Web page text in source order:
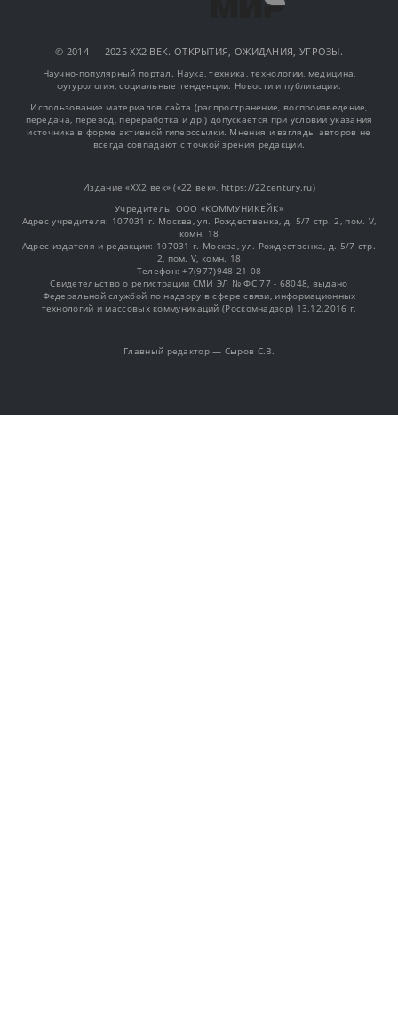
© 2014 — 2025 XX2 ВЕК. ОТКРЫТИЯ, ОЖИДАНИЯ, УГРОЗЫ.
Научно-популярный портал. Наука, техника, технологии, медицина,
футурология, социальные тенденции. Новости и публикации.
Использование материалов сайта (распространение, воспроизведение,
передача, перевод, переработка и др.) допускается при условии указания
источника в форме активной гиперссылки. Мнения и взгляды авторов не
всегда совпадают с точкой зрения редакции.
Издание «XX2 век» («22 век», https://22century.ru)
Учредитель: OOO «КОММУНИКЕЙК»
Адрес учредителя: 107031 г. Москва, ул. Рождественка, д. 5/7 стр. 2, пом. V,
комн. 18
Адрес издателя и редакции: 107031 г. Москва, ул. Рождественка, д. 5/7 стр.
2, пом. V, комн. 18
Телефон: +7(977)948-21-08
Свидетельство о регистрации СМИ ЭЛ № ФС 77 - 68048, выдано
Федеральной службой по надзору в сфере связи, информационных
технологий и массовых коммуникаций (Роскомнадзор) 13.12.2016 г.
Главный редактор — Сыров С.В.